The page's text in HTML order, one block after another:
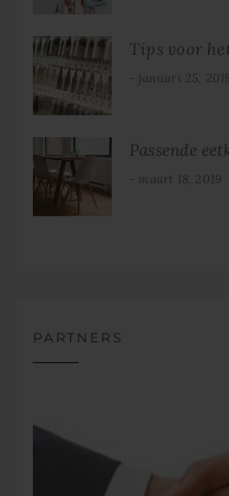
Tips voor
januari 25, 2019
Passende
maart 18, 2019
PARTNERS